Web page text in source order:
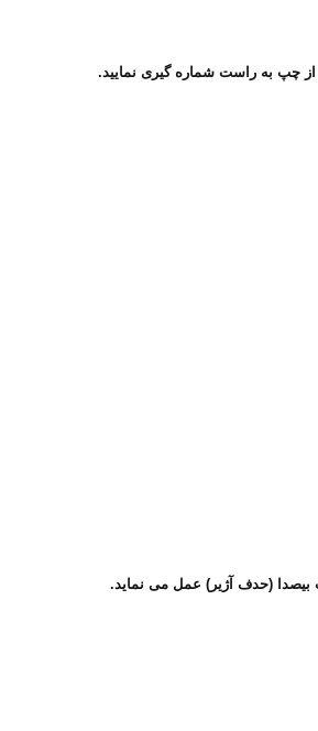
1-قاب دستگاه را بردارید. 2-آداپتور را متصل نمایید 3-یک گوشی دارای سیستم تن به سوکت دستگاه متصل نمایید.4-کلید برنامه را در حال setقرار دهید. 5-گوشی را برداشته #0000 از چپ به راست شماره گیری نمایید.